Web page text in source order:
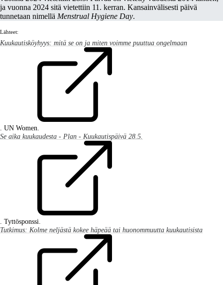
ja vuonna 2024 sitä vietettiin 11. kerran. Kansainvälisesti päivä
tunnetaan nimellä Menstrual Hygiene Day.
Lähteet:
Kuukautisköyhyys: mitä se on ja miten voimme puuttua ongelmaan
. UN Women.
Se aika kuukaudesta - Plan - Kuukautispäivä 28.5.
. Tyttösponssi.
Tutkimus: Kolme neljästä kokee häpeää tai huonommuutta kuukautisista